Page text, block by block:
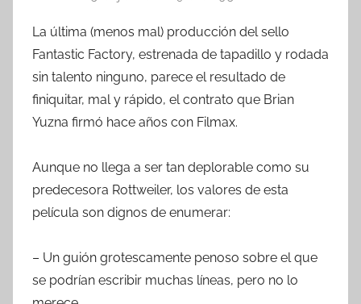
La última (menos mal) producción del sello
Fantastic Factory, estrenada de tapadillo y rodada
sin talento ninguno, parece el resultado de
finiquitar, mal y rápido, el contrato que Brian
Yuzna firmó hace años con Filmax.
Aunque no llega a ser tan deplorable como su
predecesora Rottweiler, los valores de esta
película son dignos de enumerar:
– Un guión grotescamente penoso sobre el que
se podrían escribir muchas líneas, pero no lo